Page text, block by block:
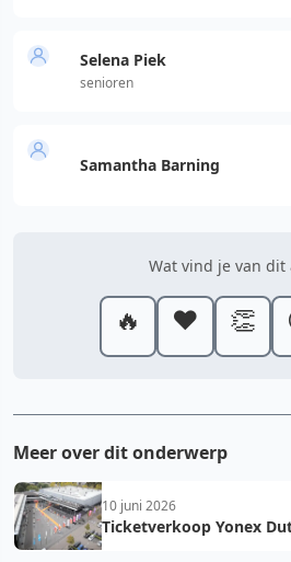
Selena Piek
senioren
Samantha Barning
Wat vind je van dit
🔥 ❤️ 👏
Meer over dit onderwerp
10 juni 2026
Ticketverkoop Yonex